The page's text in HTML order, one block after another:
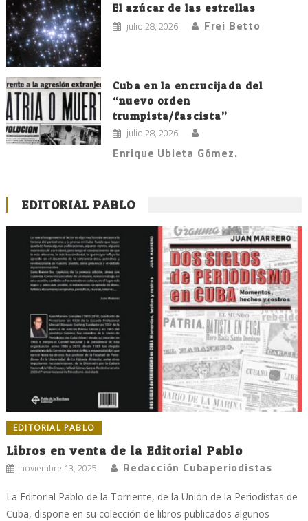
El azúcar de las estrellas
julio 28, 2026 Frei Betto
Cuba en la encrucijada del
“nuevo orden
trumpista/fascista”
julio 28, 2026
Enrique Ubieta Gómez.
EDITORIAL PABLO
EDITORIAL PABLO
Libros en venta de la Editorial Pablo
noviembre 13, 2025 Redacción Cubaperiodistas
La Editorial Pablo de la Torriente, de la Unión de la Periodistas de
Cuba, dispone en su colección de libros publicados algunos